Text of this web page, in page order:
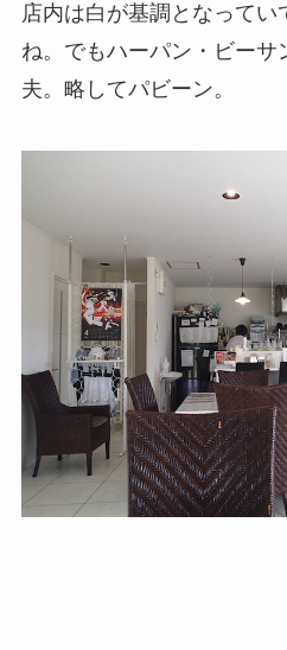
店内は白が基調となってい
ね。でもハーパン・ビーサ
夫。略してパビーン。